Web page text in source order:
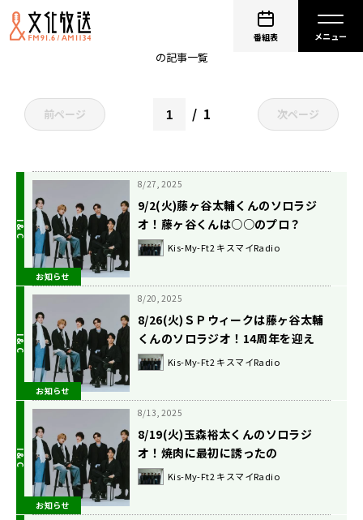
番組表
の記事一覧
前ページ 1 次ページ
お知らせ
8/27, 2025
9/2(火)藤ヶ谷太輔くんのソロラジ
オ！藤ヶ谷くんは○○のプロ？
Kis-My-Ft2 キスマイRadio
お知らせ
8/20, 2025
8/26(火)ＳＰウィークは藤ヶ谷太輔
くんのソロラジオ！14周年を迎え
て！ Kis-My-Ft2 キスマイRadio
お知らせ
8/13, 2025
8/19(火)玉森裕太くんのソロラジ
オ！焼肉に最初に誘ったの
は・・・？Kis-My-Ft2 キスマイRadio